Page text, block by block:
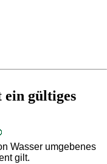
ein gültiges
Wasser umgebenes
gilt.